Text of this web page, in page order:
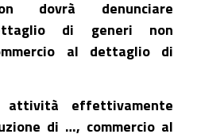
dovrà denunciare
di generi non
al dettaglio di
effettivamente
di …, commercio al